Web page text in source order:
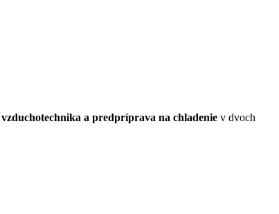
vzduchotechnika a predpríprava na chladenie v dvoch